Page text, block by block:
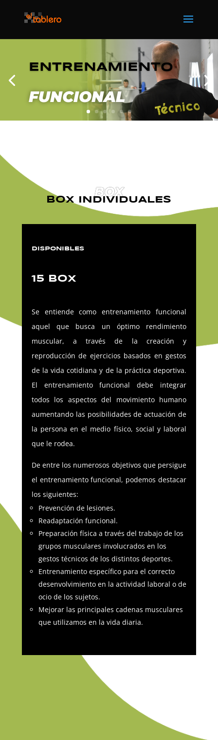
ENTRENAMIENTO
FUNCIONAL
BOX
BOX INDIVIDUALES
DISPONIBLES
15 BOX
Se entiende como entrenamiento funcional
aquel que busca un óptimo rendimiento
muscular, a través de la creación y
reproducción de ejercicios basados en gestos
de la vida cotidiana y de la práctica deportiva.
El entrenamiento funcional debe integrar
todos los aspectos del movimiento humano
aumentando las posibilidades de actuación de
la persona en el medio físico, social y laboral
que le rodea.
De entre los numerosos objetivos que persigue
el entrenamiento funcional, podemos destacar
los siguientes:
Prevención de lesiones.
Readaptación funcional.
Preparación física a través del trabajo de los
grupos musculares involucrados en los
gestos técnicos de los distintos deportes.
Entrenamiento específico para el correcto
desenvolvimiento en la actividad laboral o de
ocio de los sujetos.
Mejorar las principales cadenas musculares
que utilizamos en la vida diaria.